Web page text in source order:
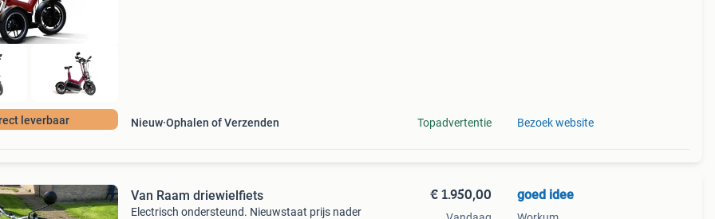
leverbaar Nieuw Ophalen of Verzenden Topadvertentie Bezoek website
Van Raam driewielfiets
Electrisch ondersteund. Nieuwstaat prijs nader
€ 1.950,00 goed idee